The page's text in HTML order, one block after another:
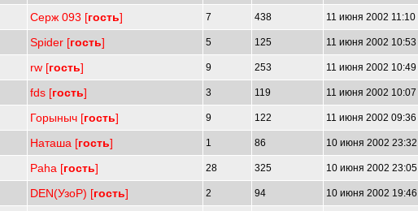
Серж 093 [гость] 7 438 11 июня 2002 11:10
Spider [гость] 5 125 11 июня 2002 10:53
rw [гость] 9 253 11 июня 2002 10:49
fds [гость] 3 119 11 июня 2002 10:07
Горыныч [гость] 9 122 11 июня 2002 09:36
Наташа [гость] 1 86 10 июня 2002 23:32
Paha [гость] 28 325 10 июня 2002 23:05
DEN(УзоР) [гость] 2 94 10 июня 2002 19:46